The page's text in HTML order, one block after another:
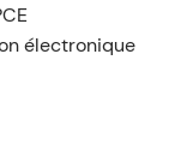
électronique